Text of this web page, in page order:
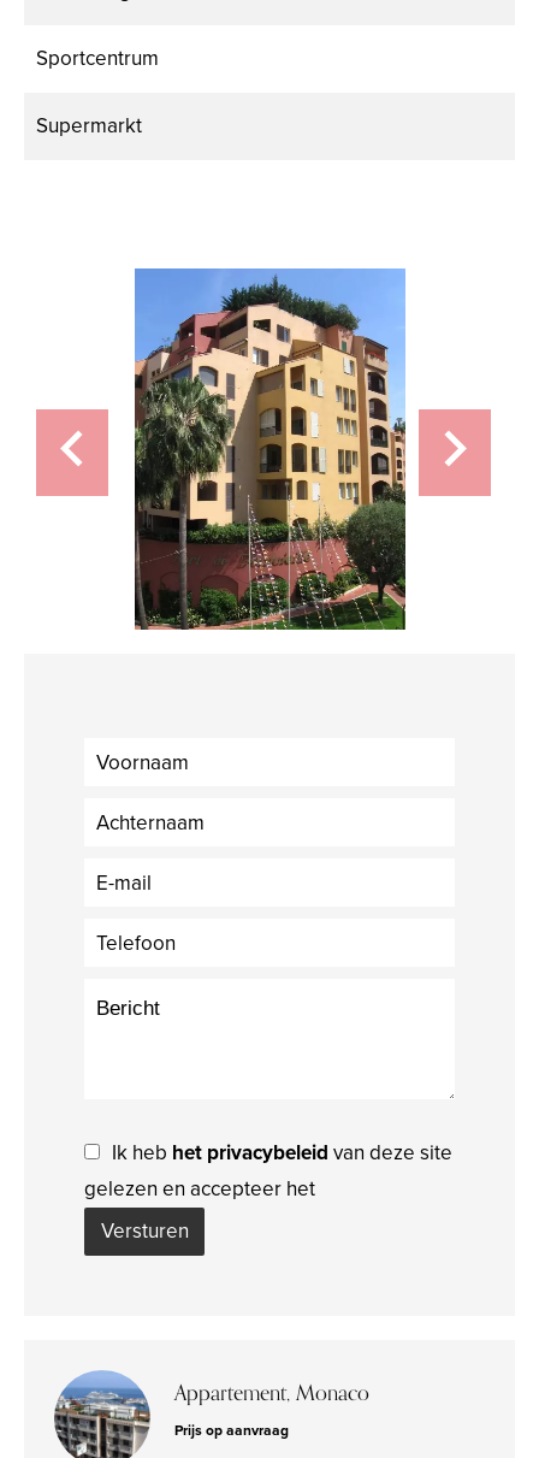
Sportcentrum
Supermarkt
Ik heb het privacybeleid van deze site
gelezen en accepteer het
Versturen
Appartement, Monaco
Prijs op aanvraag